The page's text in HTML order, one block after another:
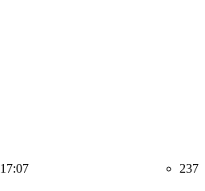
17:07 237